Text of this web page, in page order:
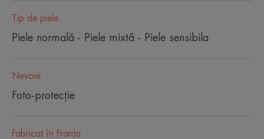
Tip de piele
Piele normală - Piele mixtă - Piele sensibila
Nevoie
Foto-protecție
Fabricat în Franţa